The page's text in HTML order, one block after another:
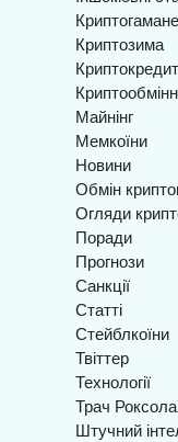
Криптозима
Майнінг
Мемкоїни
Новини
Обмін
Огляди
Поради
Прогнози
Санкції
Статті
Стейблкоїни
Твіттер
Технології
Трач
Штучний